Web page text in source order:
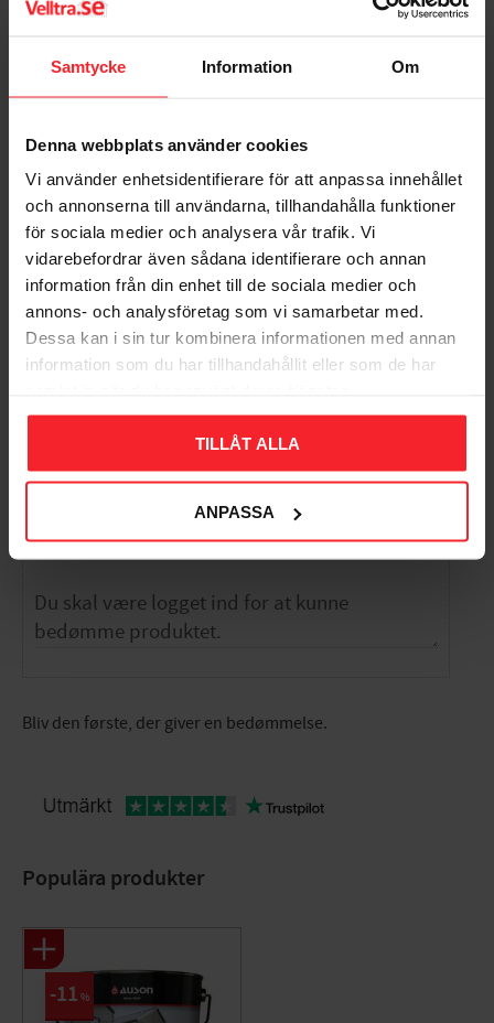
Samtycke Information Om
Denna webbplats använder cookies
Vi använder enhetsidentifierare för att anpassa innehållet
och annonserna till användarna, tillhandahålla funktioner
för sociala medier och analysera vår trafik. Vi
vidarebefordrar även sådana identifierare och annan
information från din enhet till de sociala medier och
annons- och analysföretag som vi samarbetar med.
Dessa kan i sin tur kombinera informationen med annan
information som du har tillhandahållit eller som de har
TILLÅT ALLA
ANPASSA
Bedømmelser
Dig
Bliv den første, der giver en bedømmelse.
Skiveventil 85
Aluminium, Habo
34165
001683808
142
Populära produkter
11 %